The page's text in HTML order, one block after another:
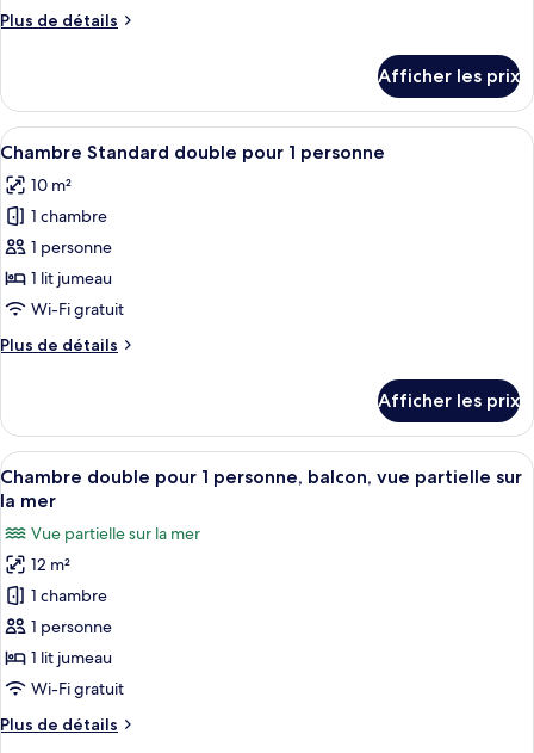
Chambre
vue
sur
la
mer
Plus de détails
Plus
Chambre
familiale,
balcon,
sur
la
Afficher les prix
Afficher
toutes
les
photos
pour
ce
type
chambre :
double
pour
1
personne
Une chambre d’hôtel avec un lit,
6
Chambre Standard double pour 1 personne
10 m²
1 chambre
1 personne
1 lit jumeau
Wi-Fi gratuit
Plus de détails
Plus
Chambre
Standard
double
pour
personne
Afficher les prix
Afficher
toutes
photos
pour
ce
type
de
chambre :
double
Literie de qualité, minibar, coffre-
6
Chambre double pour 1 personne, balcon, vue partielle sur
la mer
Vue partielle sur la mer
12 m²
1 chambre
1 personne
1 lit jumeau
Wi-Fi gratuit
Plus de détails
Plus